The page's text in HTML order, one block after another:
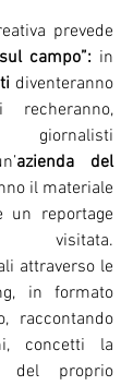
prevede
campo”: in
diventeranno
giornalisti
azienda del
il materiale
un reportage
visitata.
attraverso le
in formato
raccontando
concetti la
del proprio